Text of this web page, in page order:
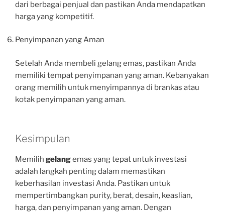
dari berbagai penjual dan pastikan Anda mendapatkan
harga yang kompetitif.
Penyimpanan yang Aman
Setelah Anda membeli gelang emas, pastikan Anda
memiliki tempat penyimpanan yang aman. Kebanyakan
orang memilih untuk menyimpannya di brankas atau
kotak penyimpanan yang aman.
Kesimpulan
Memilih gelangemas yang tepat untuk investasi
adalah langkah penting dalam memastikan
keberhasilan investasi Anda. Pastikan untuk
mempertimbangkan purity, berat, desain, keaslian,
harga, dan penyimpanan yang aman. Dengan